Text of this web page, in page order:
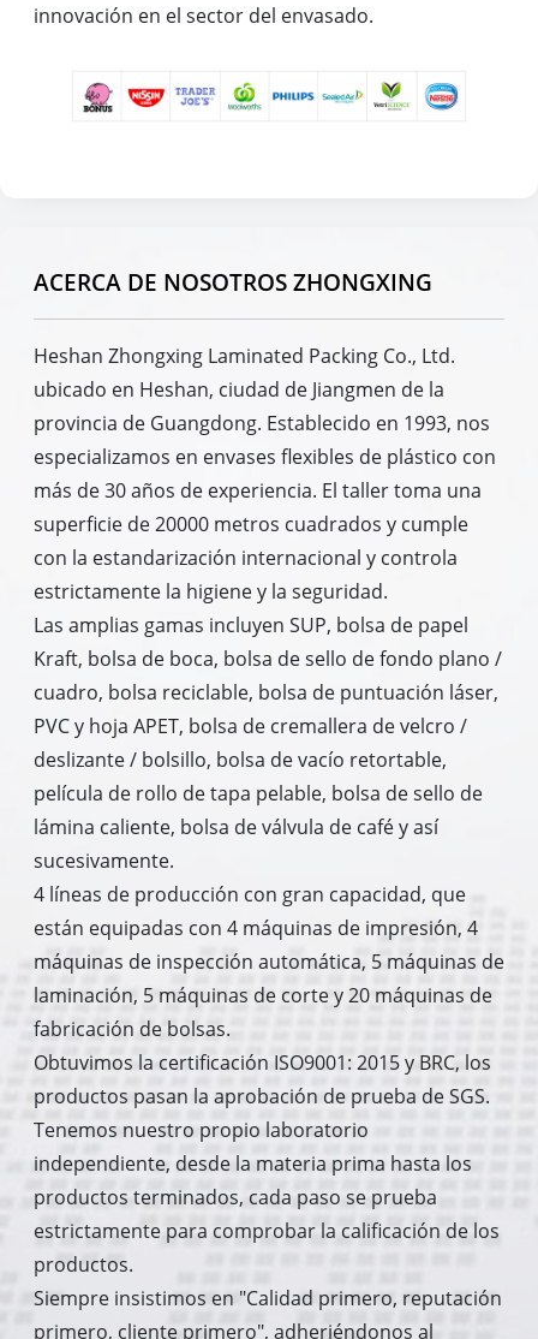
innovación en el sector del envasado.
ACERCA DE NOSOTROS ZHONGXING
Heshan Zhongxing Laminated Packing Co., Ltd.
ubicado en Heshan, ciudad de Jiangmen de la
provincia de Guangdong. Establecido en 1993, nos
especializamos en envases flexibles de plástico con
más de 30 años de experiencia. El taller toma una
superficie de 20000 metros cuadrados y cumple
con la estandarización internacional y controla
estrictamente la higiene y la seguridad.
Las amplias gamas incluyen SUP, bolsa de papel
Kraft, bolsa de boca, bolsa de sello de fondo plano /
cuadro, bolsa reciclable, bolsa de puntuación láser,
PVC y hoja APET, bolsa de cremallera de velcro /
deslizante / bolsillo, bolsa de vacío retortable,
película de rollo de tapa pelable, bolsa de sello de
lámina caliente, bolsa de válvula de café y así
sucesivamente.
4 líneas de producción con gran capacidad, que
están equipadas con 4 máquinas de impresión, 4
máquinas de inspección automática, 5 máquinas de
laminación, 5 máquinas de corte y 20 máquinas de
fabricación de bolsas.
Obtuvimos la certificación ISO9001: 2015 y BRC, los
productos pasan la aprobación de prueba de SGS.
Tenemos nuestro propio laboratorio
independiente, desde la materia prima hasta los
productos terminados, cada paso se prueba
estrictamente para comprobar la calificación de los
productos.
Siempre insistimos en "Calidad primero, reputación
primero, cliente primero", adheriéndonos al